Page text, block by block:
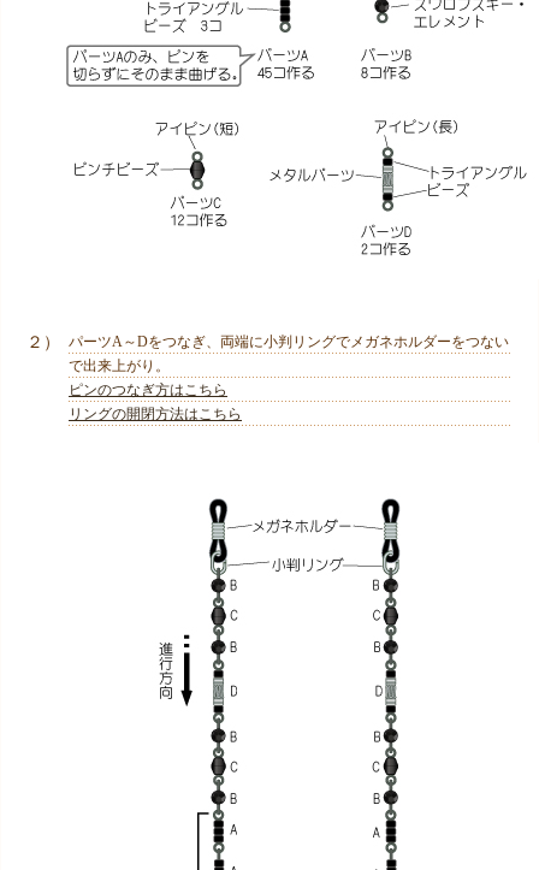
２）
パーツA～Dをつなぎ、両端に小判リングでメガネホルダーをつない
で出来上がり。
ピンのつなぎ方はこちら
リングの開閉方法はこちら